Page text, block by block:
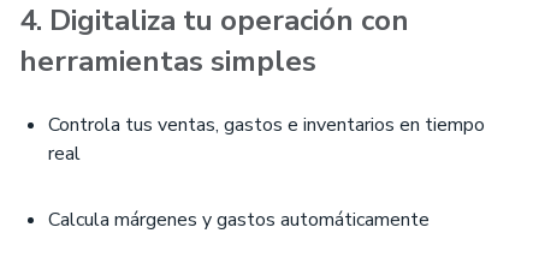
4. Digitaliza tu operación con
herramientas simples
Controla tus ventas, gastos e inventarios en tiempo
real
Calcula márgenes y gastos automáticamente